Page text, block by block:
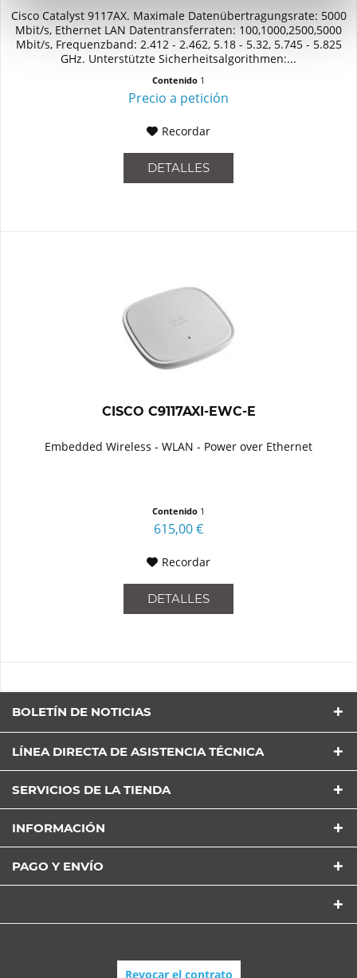
Cisco Catalyst 9117AX. Maximale Datenübertragungsrate: 5000
Mbit/s, Ethernet LAN Datentransferraten: 100,1000,2500,5000
Mbit/s, Frequenzband: 2.412 - 2.462, 5.18 - 5.32, 5.745 - 5.825
GHz. Unterstützte Sicherheitsalgorithmen:...
Contenido 1
Precio a petición
Recordar
DETALLES
CISCO C9117AXI-EWC-E
Embedded Wireless - WLAN - Power over Ethernet
Contenido 1
615,00 €
Recordar
DETALLES
BOLETÍN DE NOTICIAS
LÍNEA DIRECTA DE ASISTENCIA TÉCNICA
SERVICIOS DE LA TIENDA
INFORMACIÓN
PAGO Y ENVÍO
Revocar el contrato